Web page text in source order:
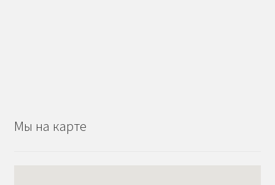
Мы на карте